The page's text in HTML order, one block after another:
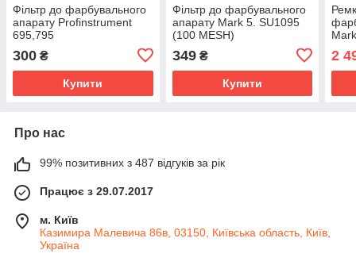
Фільтр до фарбувального
апарату Profinstrument
695,795
300 ₴
Купити
Фільтр до фарбувального
апарату Mark 5. SU1095
(100 MESH)
349₴
Купити
2
Про нас
99% позитивних з 487 відгуків за рік
Працює з 29.07.2017
м. Київ
Казимира Малевича 86в, 03150, Київська область, Київ,
Україна